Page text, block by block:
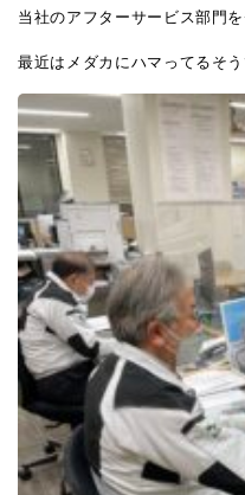
当社のアフターサービス部門
最近はメダカにハマってるそう